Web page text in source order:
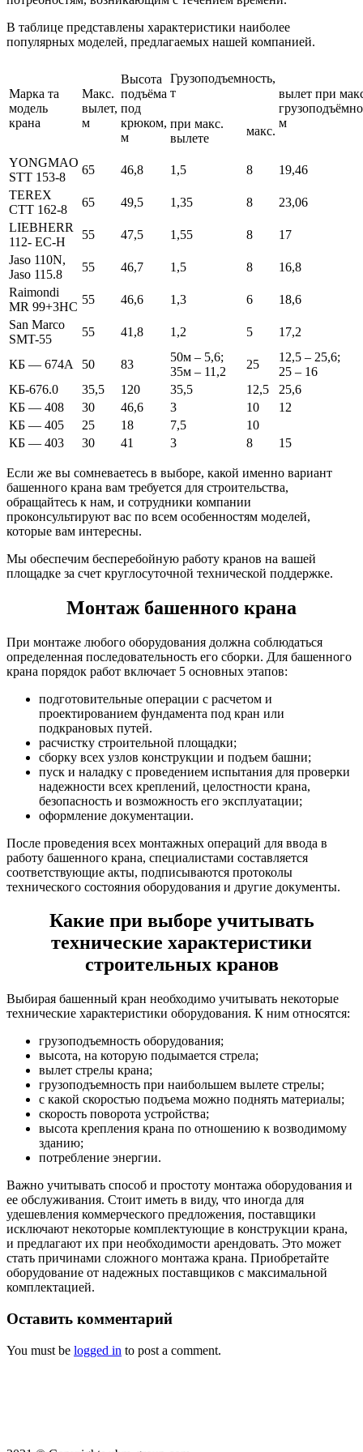
В таблице представлены характеристики наиболее
популярных моделей, предлагаемых нашей компанией.
Марка та
модель
крана
Макс.
вылет,
м
Высота
подъёма
под
крюком,
м
Грузоподъемность,
т
вылет при
м
при макс.
вылете
макс.
YONGMAO
STT 153-8
65 46,8 1,5 8
19,46
TEREX
CTT 162-8
65 49,5 1,35 8
23,06
LIEBHERR
112- EC-H
55 47,5 1,55 8
17
Jaso 110N,
Jaso 115.8
55 46,7 1,5 8
16,8
Raimondi
MR 99+3НС
55 46,6 1,3 6
18,6
San Marco
SMT-55
55 41,8 1,2 5 17,2
КБ — 674А 50 83
50м – 5,6;
35м – 11,2
25
12,5 – 25,6;
25 – 16
КБ-676.0
35,5 120 35,5 12,5
25,6
КБ — 408
30 46,6 3 10
12
КБ — 405
25 18 7,5
10
КБ — 403
30 41 3 8 15
Если же вы сомневаетесь в выборе, какой именно вариант
башенного крана вам требуется для строительства,
обращайтесь к нам, и сотрудники компании
проконсультируют вас по всем особенностям моделей,
которые вам интересны.
Мы обеспечим бесперебойную работу кранов на вашей
площадке за счет круглосуточной технической поддержке.
Монтаж башенного крана
При монтаже любого оборудования должна соблюдаться
определенная последовательность его сборки. Для башенного
крана порядок работ включает 5 основных этапов:
подготовительные операции с расчетом и
проектированием фундамента под кран или
подкрановых путей.
расчистку строительной площадки;
сборку всех узлов конструкции и подъем башни;
пуск и наладку с проведением испытания для проверки
надежности всех креплений, целостности крана,
безопасность и возможность его эксплуатации;
оформление документации.
После проведения всех монтажных операций для ввода в
работу башенного крана, специалистами составляется
соответствующие акты, подписываются протоколы
технического состояния оборудования и другие документы.
Какие при выборе учитывать
технические характеристики
строительных кранов
Выбирая башенный кран необходимо учитывать некоторые
технические характеристики оборудования. К ним относятся:
грузоподъемность оборудования;
высота, на которую подымается стрела;
вылет стрелы крана;
грузоподъемность при наибольшем вылете стрелы;
с какой скоростью подъема можно поднять материалы;
скорость поворота устройства;
высота крепления крана по отношению к возводимому
зданию;
потребление энергии.
Важно учитывать способ и простоту монтажа оборудования и
ее обслуживания. Стоит иметь в виду, что иногда для
удешевления коммерческого предложения, поставщики
исключают некоторые комплектующие в конструкции крана,
и предлагают их при необходимости арендовать. Это может
стать причинами сложного монтажа крана. Приобретайте
оборудование от надежных поставщиков с максимальной
комплектацией.
Оставить комментарий
You must be logged in to post a comment.